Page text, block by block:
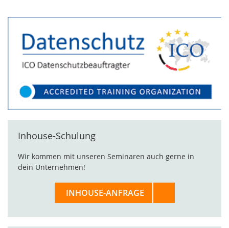
Inhouse-Schulung
Wir kommen mit unseren Seminaren auch gerne in
dein Unternehmen!
INHOUSE-ANFRAGE